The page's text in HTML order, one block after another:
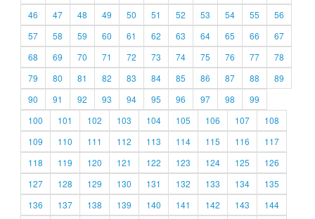
46
47 48 49 50 51 52 53 54 55
56
57
58 59 60 61 62 63 64 65 66
67
68
69 70 71 72 73 74 75 76 77
78
79
80 81 82 83 84 85 86 87 88
89
90
91 92 93 94 95 96 97 98
99
100
101 102 103 104 105 106 107
108
109
110 111 112 113 114 115 116
117
118
119 120 121 122 123 124 125
126
127
128 129 130 131 132 133 134
135
136
137 138 139 140 141 142 143
144